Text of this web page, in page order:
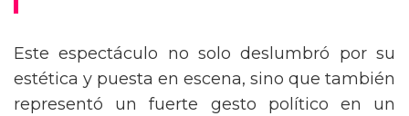
Este espectáculo no solo deslumbró por su
estética y puesta en escena, sino que también
representó un fuerte gesto político en un